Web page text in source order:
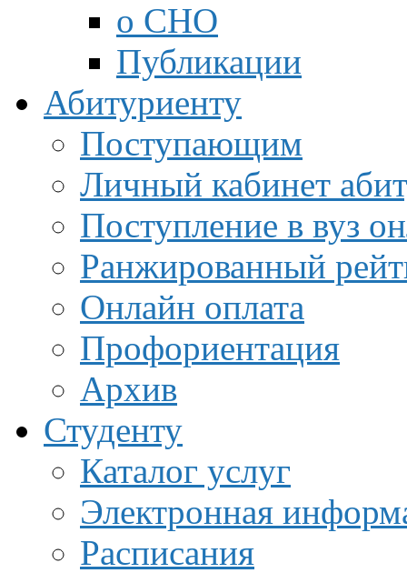
о СНО
Публикации
Абитуриенту
Поступающим
Личный кабинет
Поступление в вуз
Ранжированный
Онлайн оплата
Профориентация
Архив
Студенту
Каталог услуг
Электронная
Расписания